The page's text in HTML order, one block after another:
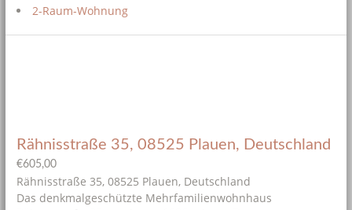
2-Raum-Wohnung
Rähnisstraße 35, 08525 Plauen, Deutschland
€605,00
Rähnisstraße 35, 08525 Plauen, Deutschland
Das denkmalgeschützte Mehrfamilienwohnhaus